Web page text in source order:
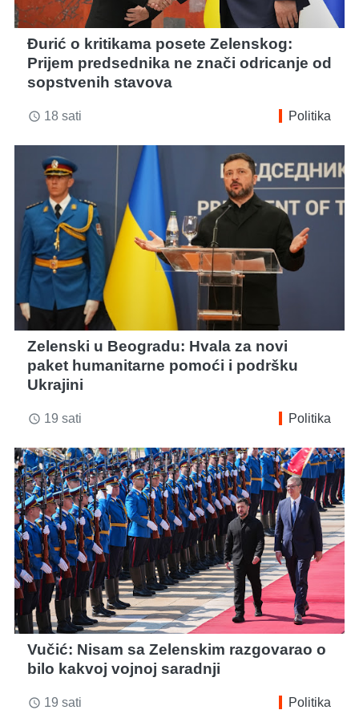
Đurić o kritikama posete Zelenskog:
Prijem predsednika ne znači odricanje od
sopstvenih stavova
access_time 18 sati Politika
Zelenski u Beogradu: Hvala za novi
paket humanitarne pomoći i podršku
Ukrajini
access_time 19 sati Politika
Vučić: Nisam sa Zelenskim razgovarao o
bilo kakvoj vojnoj saradnji
access_time 19 sati Politika